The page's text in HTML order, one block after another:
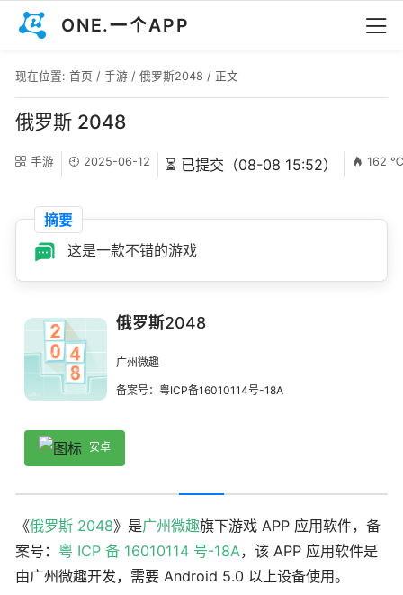
ONE.一个APP
现在位置: 首页 / 手游 / 俄罗斯2048 / 正文
俄罗斯 2048
手游 2025-06-12 ⏳ 已提交（08-08 15:52） 162
摘要
这是一款不错的游戏
俄罗斯2048
广州微趣
备案号：粤ICP备16010114号-18A
安卓
《俄罗斯 2048》是广州微趣旗下游戏 APP 应用软件，备
案号： 粤 ICP 备 16010114 号-18A，该 APP 应用软件是
由广州微趣开发，需要 Android 5.0 以上设备使用。